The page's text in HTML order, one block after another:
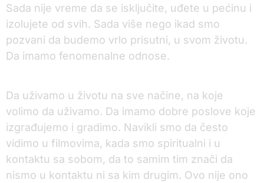
Sada nije vreme da se isključite, uđete u pećinu i
izolujete od svih. Sada više nego ikad smo
pozvani da budemo vrlo prisutni, u svom životu.
Da imamo fenomenalne odnose.
Da uživamo u životu na sve načine, na koje
volimo da uživamo. Da imamo dobre poslove koje
izgrađujemo i gradimo. Navikli smo da često
vidimo u filmovima, kada smo spiritualni i u
kontaktu sa sobom, da to samim tim znači da
nismo u kontaktu ni sa kim drugim. Ovo nije ono